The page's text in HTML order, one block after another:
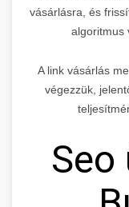
vásárlásra, és
algoritmus
A link vásárlás
végezzük,
Seo